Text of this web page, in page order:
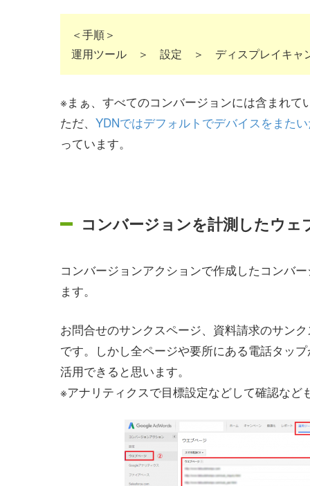
＜手順＞
運用ツール ＞ 設定 ＞ ディスプレイキャン
※まぁ、すべてのコンバージョンには含まれ
ただ、 YDNではデフォルトでデバイスをまた
っています。
コンバージョンを計測したウェ
コンバージョンアクションで作成したコンバ
ます。
お問合せのサンクスページ、資料請求のサン
です。しかし全ページや要所にある電話タッ
活用できると思います。
※アナリティクスで目標設定などして確認な